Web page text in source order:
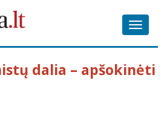
Toggle
dalia – apšokinėti